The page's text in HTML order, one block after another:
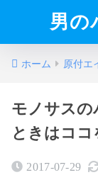
男の
ホーム 原付エ
モノサスの
ときはココ
2017-07-29